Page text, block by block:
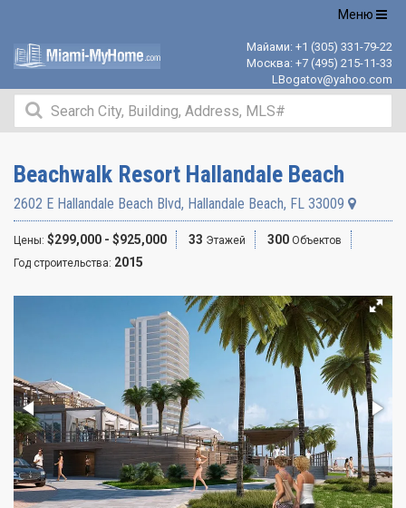
Открыть
Меню
Майами: +1 (305) 331-79-22
Москва: +7 (495) 215-11-33
LBogatov@yahoo.com
Beachwalk Resort Hallandale Beach
2602 E Hallandale Beach Blvd, Hallandale Beach, FL 33009
Цены: $299,000 - $925,000 33 Этажей 300 Объектов
Год строительства: 2015